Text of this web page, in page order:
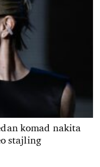
komad nakita
stajling